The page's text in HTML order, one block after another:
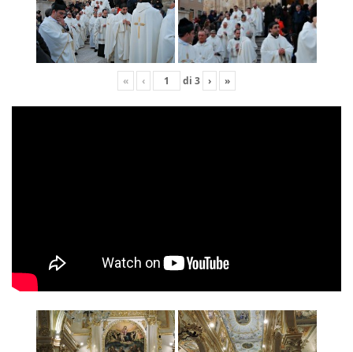
« ‹ di 3 › »